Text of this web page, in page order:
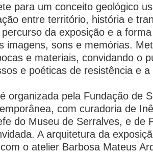
para um conceito geológico
entre território, história e
da exposição e a
imagens, sons e memórias.
e materiais, convidando o
e poéticas de resistência e
organizada pela Fundação de
com curadoria de
do Museu de Serralves, e de
A arquitetura da
o atelier Barbosa Mateus